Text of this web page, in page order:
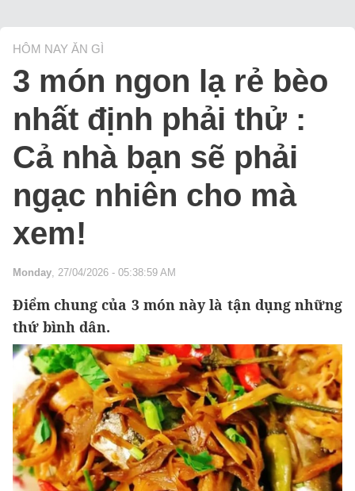
HÔM NAY ĂN GÌ
3 món ngon lạ rẻ bèo
nhất định phải thử :
Cả nhà bạn sẽ phải
ngạc nhiên cho mà
xem!
Monday, 27/04/2026 - 05:38:59 AM
Điểm chung của 3 món này là tận dụng những
thứ bình dân.